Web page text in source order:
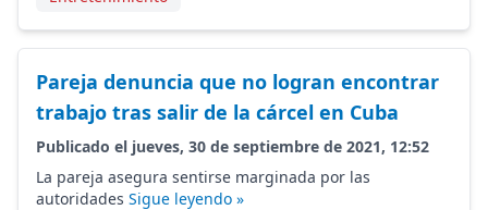
Pareja denuncia que no logran encontrar
trabajo tras salir de la cárcel en Cuba
Publicado el jueves, 30 de septiembre de 2021, 12:52
La pareja asegura sentirse marginada por las
autoridades Sigue leyendo »